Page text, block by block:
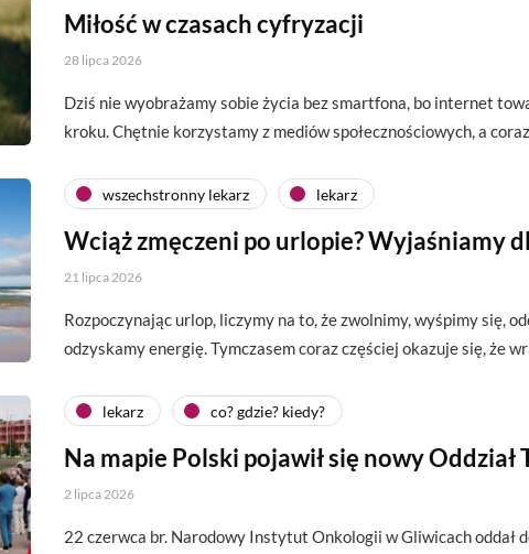
Miłość w czasach cyfryzacji
28 lipca 2026
Dziś nie wyobrażamy sobie życia bez smartfona, bo internet
kroku. Chętnie korzystamy z mediów społecznościowych, a
wszechstronny lekarz lekarz
Wciąż zmęczeni po urlopie? Wyjaśniamy
21 lipca 2026
Rozpoczynając urlop, liczymy na to, że zwolnimy, wyśpimy się,
odzyskamy energię. Tymczasem coraz częściej okazuje się, że
lekarz co? gdzie? kiedy?
Na mapie Polski pojawił się nowy
2 lipca 2026
22 czerwca br. Narodowy Instytut Onkologii w Gliwicach oddał